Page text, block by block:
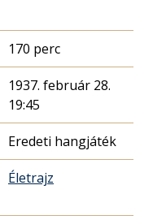
170 perc
1937. február 28.
19:45
Eredeti hangjáték
Életrajz